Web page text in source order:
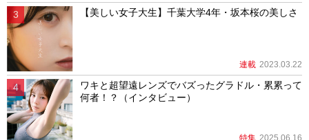
【美しい女子大生】千葉大学4年・坂本桜の美しさ
連載 2023.03.22
ワキと超望遠レンズでバズったグラドル・累累って
何者！？（インタビュー）
特集 2025.06.16